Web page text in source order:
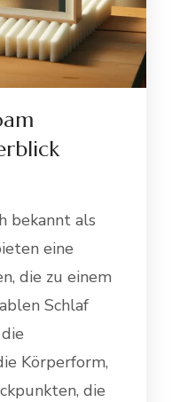
bekannt als
eine
die zu einem
Schlaf
Körperform,
die